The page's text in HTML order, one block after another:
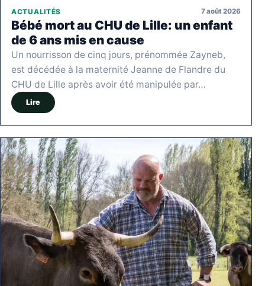
ACTUALITÉS 7 août 2026
Bébé mort au CHU de Lille: un enfant
de 6 ans mis en cause
Un nourrisson de cinq jours, prénommée Zayneb,
est décédée à la maternité Jeanne de Flandre du
CHU de Lille après avoir été manipulée par…
Lire